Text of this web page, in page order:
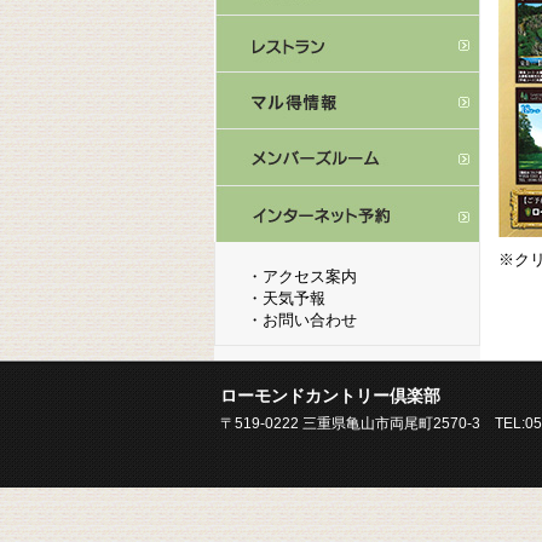
・ アクセス案内
・ 天気予報
・ お問い合わせ
※ク
ローモンドカントリー倶楽部
〒519-0222 三重県亀山市両尾町2570-3